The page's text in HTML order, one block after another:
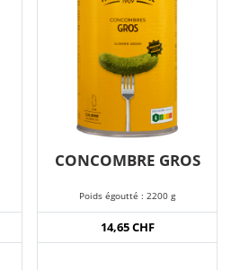
CONCOMBRE GROS
Poids égoutté : 2200 g
14,65 CHF